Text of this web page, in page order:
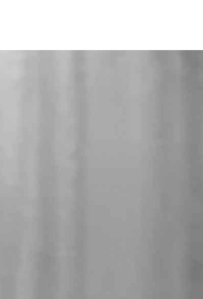
wordpress/wp-